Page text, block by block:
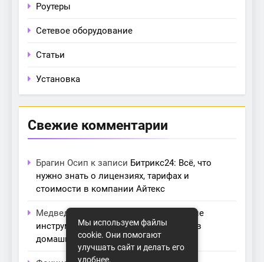
Роутеры
Сетевое оборудование
Статьи
Установка
Свежие комментарии
Брагин Осип к записи Битрикс24: Всё, что
нужно знать о лицензиях, тарифах и
стоимости в компании Айтекс
Медведева Амалия
Основные
инструменты для создания серверов в
домашних условиях
Мы используем файлы
cookie. Они помогают
улучшать сайт и делать его
удобнее.